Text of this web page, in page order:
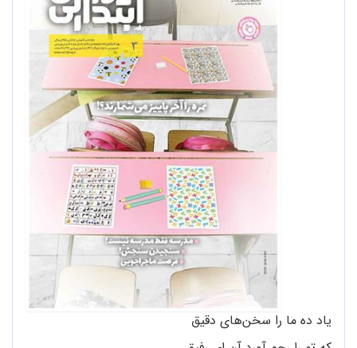
یاد ده ما را سخن‌های دقیق